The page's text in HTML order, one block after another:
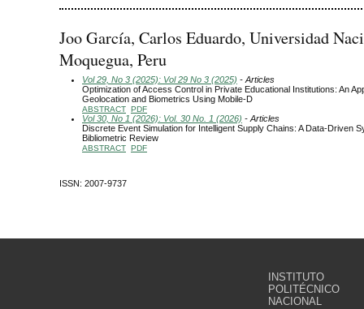
Joo García, Carlos Eduardo, Universidad
Moquegua, Peru
Vol 29, No 3 (2025): Vol 29 No 3 (2025) - Articles
Optimization of Access Control in Private Educational Institutions: An
Geolocation and Biometrics Using Mobile-D
ABSTRACT PDF
Vol 30, No 1 (2026): Vol. 30 No. 1 (2026) - Articles
Discrete Event Simulation for Intelligent Supply Chains: A Data-Driven
Bibliometric Review
ABSTRACT PDF
ISSN: 2007-9737
INSTITUTO
POLITÉCNICO
NACIONAL